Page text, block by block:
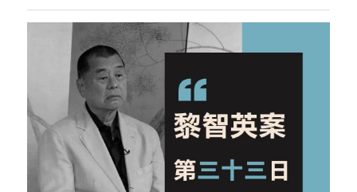
宏福苑聽證會
宏福火災正視聽
記錄．宏福苑火災
中國
娛樂
反華推手你要知
反華推手懶人包
KOL 專欄